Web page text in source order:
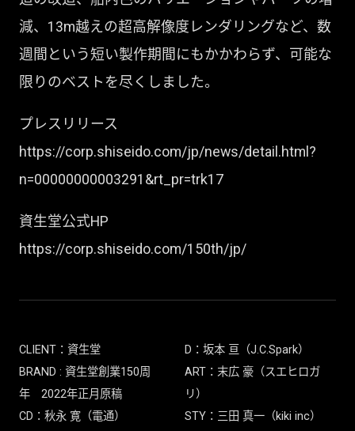
減、13m越えの超高解像度レンダリングなど、数
週間という短い製作期間にもかかわらず、可能な
限りのベストを尽くしました。
プレスリリース
https://corp.shiseido.com/jp/news/detail.html?
n=00000000003291&rt_pr=trk17
資生堂公式HP
https://corp.shiseido.com/150th/jp/
CLIENT：資生堂
BRAND : 資生堂創業150周
年 2022年正月原稿
CD：秋永 寛（電通）
D：坂本 亘（J.C.Spark）
ART：末広 豪（スエヒロガ
リ）
STY：三田 真一（kiki inc）